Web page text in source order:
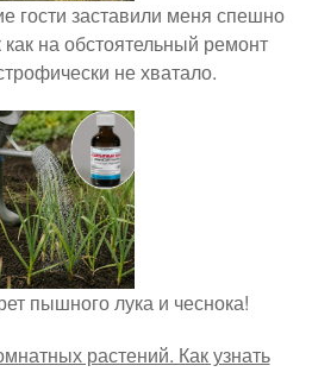
гости заставили меня спешно
на обстоятельный ремонт
не хватало.
пышного лука и чеснока!